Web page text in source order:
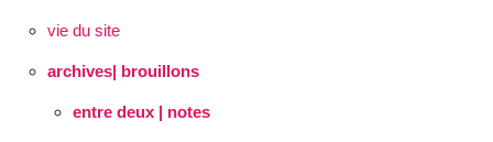
vie du site
archives| brouillons
entre deux | notes